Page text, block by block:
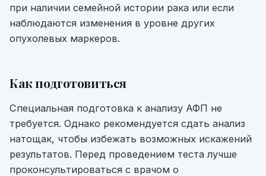
при наличии семейной истории рака или если
наблюдаются изменения в уровне других
опухолевых маркеров.
Как подготовиться
Специальная подготовка к анализу АФП не
требуется. Однако рекомендуется сдать анализ
натощак, чтобы избежать возможных искажений
результатов. Перед проведением теста лучше
проконсультироваться с врачом о